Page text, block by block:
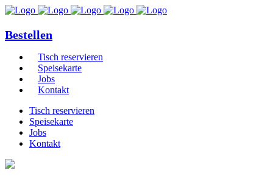
Bestellen
Tisch reservieren
Speisekarte
Jobs
Kontakt
Tisch reservieren
Speisekarte
Jobs
Kontakt